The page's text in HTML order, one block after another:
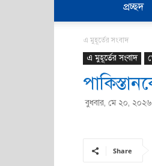
প্রচ্ছদ
এ মুহূর্তের সংবাদ
এ মুহূর্তের সংবাদ
বুধবার, মে ২০,
Share